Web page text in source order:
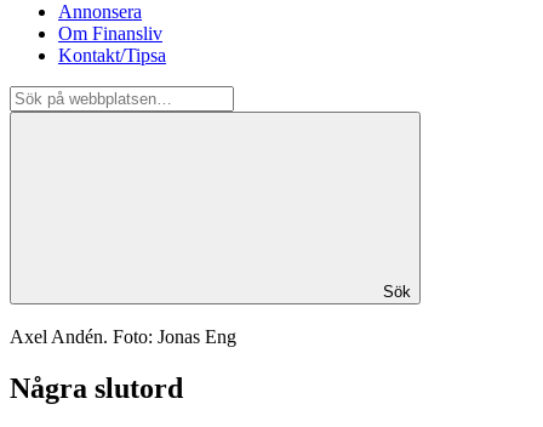
Annonsera
Om Finansliv
Kontakt/Tipsa
Sök
Axel Andén. Foto: Jonas Eng
Några slutord